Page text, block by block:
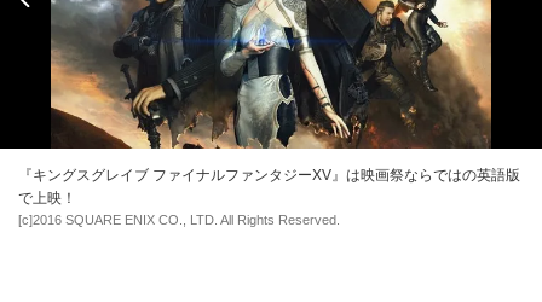
『キングスグレイブ ファイナルファンタジーXV』は映画祭ならではの英語版
で上映！
[c]2016 SQUARE ENIX CO., LTD. All Rights Reserved.